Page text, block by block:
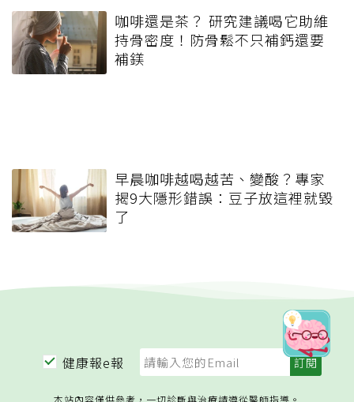
咖啡還是茶？ 研究建議喝它助維
持骨密度！防骨鬆不只補鈣還要
補鎂
早晨咖啡越喝越苦、變酸？專家
揭9大隱形錯誤：豆子放這裡就毀
了
健康報e報
本站內容僅供參考，一切診斷與治療請遵從醫師指導。